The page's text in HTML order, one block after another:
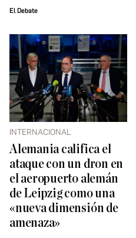
El Debate
INTERNACIONAL
Alemania califica el
ataque con un dron en
el aeropuerto alemán
de Leipzig como una
«nueva dimensión de
amenaza»